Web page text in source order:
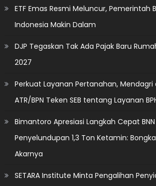
ETF Emas Resmi Meluncur, Pemerintah
Indonesia Makin Dalam
DJP Tegaskan Tak Ada Pajak Baru
2027
Perkuat Layanan Pertanahan,
ATR/BPN Teken SEB tentang Layanan
Bimantoro Apresiasi Langkah Cepat
Penyelundupan 1,3 Ton Ketamin:
Akarnya
SETARA Institute Minta Pengalihan